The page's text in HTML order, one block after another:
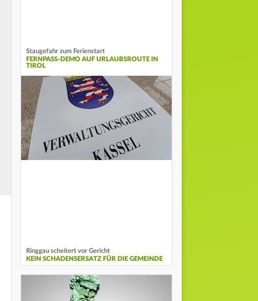
Staugefahr zum Ferienstart
FERNPASS-DEMO AUF URLAUBSROUTE IN
TIROL
Ringgau scheitert vor Gericht
KEIN SCHADENSERSATZ FÜR DIE GEMEINDE